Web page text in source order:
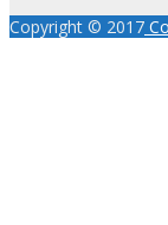
Copyright © 2017